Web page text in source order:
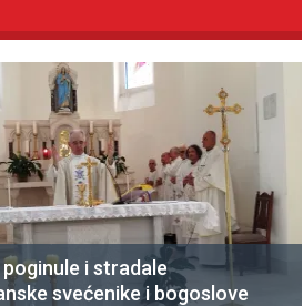
i stradale
svećenike i bogoslove